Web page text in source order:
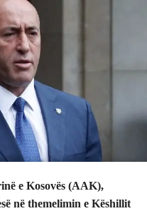
e Kosovës (AAK),
në themelimin e Këshillit